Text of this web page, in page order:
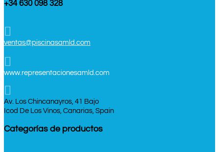
+34 630 098 328

ventas@piscinasamld.com

www.representacionesamld.com

Av. Los Chincanayros, 41 Bajo
Icod De Los Vinos, Canarias, Spain
Categorías de productos